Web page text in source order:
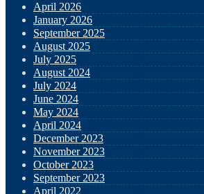
April 2026
January 2026
September 2025
August 2025
July 2025
August 2024
July 2024
June 2024
May 2024
April 2024
December 2023
November 2023
October 2023
September 2023
April 2022